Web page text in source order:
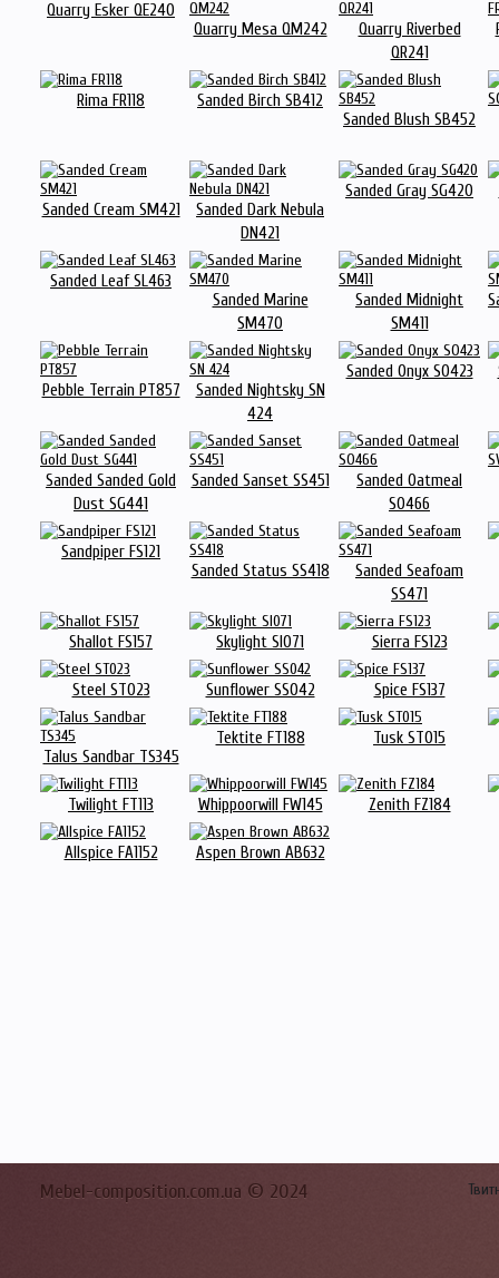
Quarry Esker QE240
Quarry Mesa QM242
Quarry Riverbed
QR241
Rima FR118
Sanded Birch SB412
Sanded Blush SB452
Sanded Cream SM421
Sanded Dark Nebula
DN421
Sanded Gray SG420
Sanded Leaf SL463
Sanded Marine
SM470
Sanded Midnight
SM411
Pebble Terrain PT857
Sanded Nightsky SN
424
Sanded Onyx SO423
Sanded Sanded Gold
Dust SG441
Sanded Sanset SS451
Sanded Oatmeal
SO466
Sandpiper FS121
Sanded Status SS418
Sanded Seafoam
SS471
Shallot FS157 Skylight SI071 Sierra FS123
Steel ST023 Sunflower SS042 Spice FS137
Talus Sandbar TS345
Tektite FT188 Tusk ST015
Twilight FT113 Whippoorwill FW145 Zenith FZ184
Allspice FA1152 Aspen Brown AB632
Mebel-composition.com.ua © 2024